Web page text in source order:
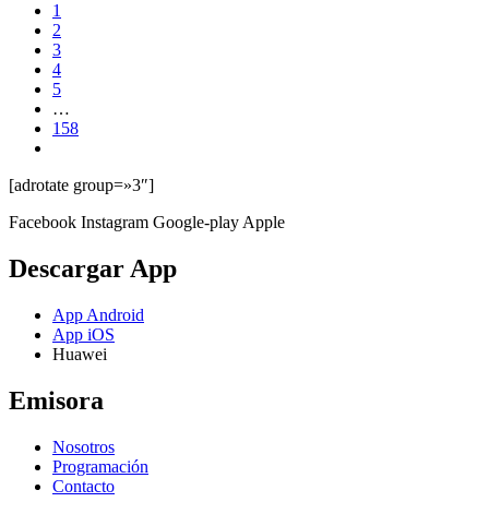
1
2
3
4
5
…
158
[adrotate group=»3″]
Facebook Instagram Google-play Apple
Descargar App
App Android
App iOS
Huawei
Emisora
Nosotros
Programación
Contacto